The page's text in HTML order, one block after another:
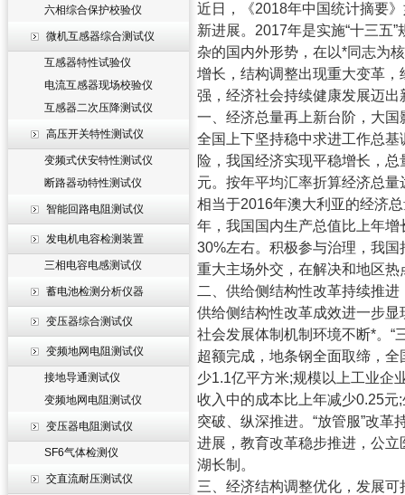
六相综合保护校验仪
微机互感器综合测试仪
互感器特性试验仪
电流互感器现场校验仪
互感器二次压降测试仪
高压开关特性测试仪
变频式伏安特性测试仪
断路器动特性测试仪
智能回路电阻测试仪
发电机电容检测装置
三相电容电感测试仪
蓄电池检测分析仪器
变压器综合测试仪
变频地网电阻测试仪
接地导通测试仪
变频地网电阻测试仪
变压器电阻测试仪
SF6气体检测仪
交直流耐压测试仪
近日，《2018年中国统计摘要
新进展。 2017年是实施“十三五”
杂的国内外形势，在以*同志为
增长，结构调整出现重大变革
强，经济社会持续健康发展迈出
一、经济总量再上新台阶，大国
全国上下坚持稳中求进工作总
险，我国经济实现平稳增长，总
元。按年平均汇率折算经济总量
相当于2016年澳大利亚的经济
年，我国国内生产总值比上年增
30%左右。积极参与治理，我
重大主场外交，在解决和地区
二、供给侧结构性改革持续推
供给侧结构性改革成效进一步
社会发展体制机制环境不断*。 “
超额完成，地条钢全面取缔，
少1.1亿平方米;规模以上工业企
收入中的成本比上年减少0.25元;
突破、纵深推进。 “放管服”改革
进展，教育改革稳步推进，公
湖长制。
三、经济结构调整优化，发展可